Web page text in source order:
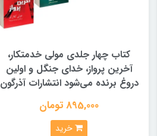
کتاب چهار جلدی مولی خدمتکار،
آخرین پرواز، خدای جنگل و اولین
دروغ برنده می‌شود انتشارات آذرگون
895,000 تومان
خرید